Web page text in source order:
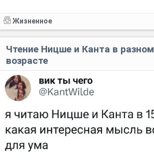
Жизненное
Чтение Ницше и Канта в разном
возрасте